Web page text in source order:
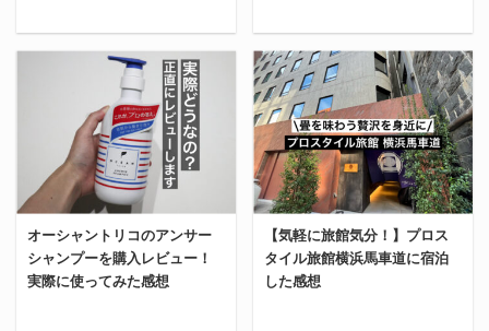
サイズ感 カードとお ...
いていく。 【前提】イヤ
ホンは何個あってもいい
はじめに、今俺が所有し
ているイヤホン・ヘッド
ホンの一覧を載せてお
く。 何が言いたいかって
いうと、俺はイヤホンが
好きってこと。 ▼ヘッド
ホン ・バング&オルフセ
ン Beoplay HX Timber
目】バレンシアガ まず向
かったのは、バレンシア
ガ。 過去の記事でもなん
ども紹介しているとお
り、俺はバレンシアガが
好き。 チンピラのイメー
ジもあるが… ヤリラフィ
ー、ホスト、ギラついた
成金、などなどイメージ
が悪い面もあるけど、そ
9月号はこちら 先月の月
刊リファマガは下記リン
クから読めます。 今月も
恒例の月次報告をしてい
く。 リファインマガジン
の9月のアクセス/PV/収
益 上記がリファインマガ
ジンの過去一年間の成績
表。 昨年の9月がリファ
インマガジンのピークだ
今回は、ずっと欲しかっ
たブランド
「BALENCIAGA（バレン
シアガ）」のクラッチバ
ッグを購入した感想を書
いていく。 「ホストっぽ
い」「港区男子っぽい」
「成金っぽい」と最近の
バレンシアガに対する世
の女性の声は冷ややかだ
オーシャントリコのアンサー
シャンプーを購入レビュー！
実際に使ってみた感想
【気軽に旅館気分！】プロス
タイル旅館横浜馬車道に宿泊
した感想